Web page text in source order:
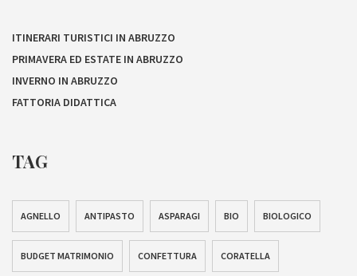
ITINERARI TURISTICI IN ABRUZZO
PRIMAVERA ED ESTATE IN ABRUZZO
INVERNO IN ABRUZZO
FATTORIA DIDATTICA
TAG
AGNELLO ANTIPASTO ASPARAGI BIO BIOLOGICO
BUDGET MATRIMONIO CONFETTURA CORATELLA